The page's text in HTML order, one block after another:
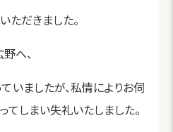
ただきました。
へ、
いましたが、私情によりお伺
てしまい失礼いたしました。